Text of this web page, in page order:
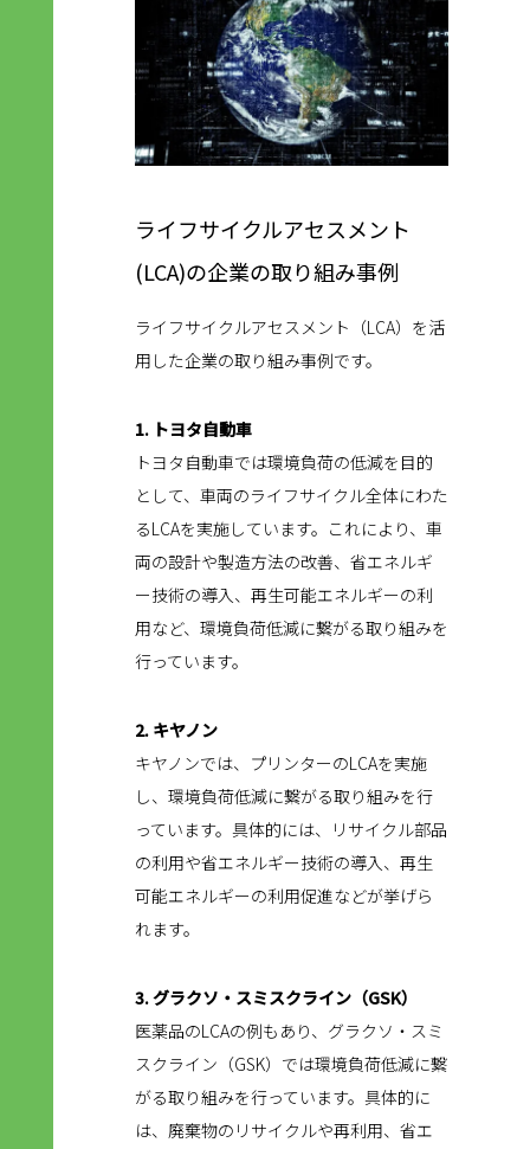
ライフサイクルアセスメント
(LCA)の企業の取り組み事例
ライフサイクルアセスメント（LCA）を活
用した企業の取り組み事例です。
1. トヨタ自動車
トヨタ自動車では環境負荷の低減を目的
として、車両のライフサイクル全体にわた
るLCAを実施しています。これにより、車
両の設計や製造方法の改善、省エネルギ
ー技術の導入、再生可能エネルギーの利
用など、環境負荷低減に繋がる取り組みを
行っています。
2. キヤノン
キヤノンでは、プリンターのLCAを実施
し、環境負荷低減に繋がる取り組みを行
っています。具体的には、リサイクル部品
の利用や省エネルギー技術の導入、再生
可能エネルギーの利用促進などが挙げら
れます。
3. グラクソ・スミスクライン（GSK）
医薬品のLCAの例もあり、グラクソ・スミ
スクライン（GSK）では環境負荷低減に繋
がる取り組みを行っています。具体的に
は、廃棄物のリサイクルや再利用、省エ